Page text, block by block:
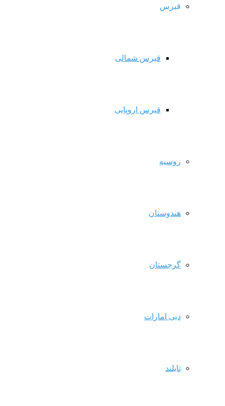
قبرس
قبرس شمالی
قبرس اروپایی
روسیه
هندوستان
گرجستان
دبی امارات
تایلند